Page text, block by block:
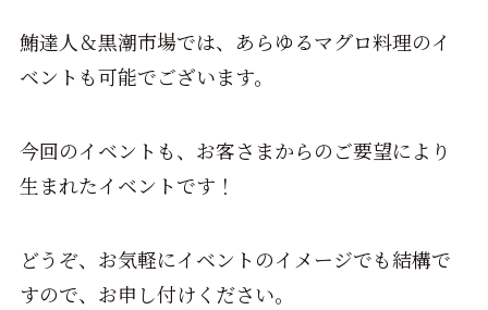
鮪達人＆黒潮市場では、あらゆるマグロ料理のイ
ベントも可能でございます。
今回のイベントも、お客さまからのご要望により
生まれたイベントです！
どうぞ、お気軽にイベントのイメージでも結構で
すので、お申し付けください。